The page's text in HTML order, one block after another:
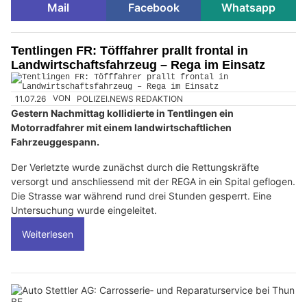
Mail
Facebook Whatsapp
Tentlingen FR: Töfffahrer prallt frontal in
Landwirtschaftsfahrzeug – Rega im Einsatz
11.07.26 VON POLIZEI.NEWS REDAKTION
Gestern Nachmittag kollidierte in Tentlingen ein
Motorradfahrer mit einem landwirtschaftlichen
Fahrzeuggespann.
Der Verletzte wurde zunächst durch die Rettungskräfte
versorgt und anschliessend mit der REGA in ein Spital geflogen.
Die Strasse war während rund drei Stunden gesperrt. Eine
Untersuchung wurde eingeleitet.
Weiterlesen